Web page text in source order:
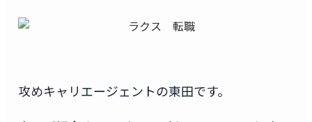
攻めキャリエージェントの東田です。